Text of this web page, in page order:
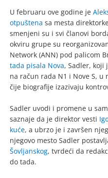
U februaru ove godine je
otpuštena sa mesta
smenjeni su i svi članovi
okviru grupe su
Network (ANN) pod palicom
tada pisala Nova, Sadler, koji
na račun rada N1 i Nove S,
čije biografije izazivaju
Sadler uvodi i promene u
saznaje da je direktor vesti
kuće, a ubrzo je i završen
njegovo mesto Sadler
Šovljanskog, tvrdeći da
do tada.